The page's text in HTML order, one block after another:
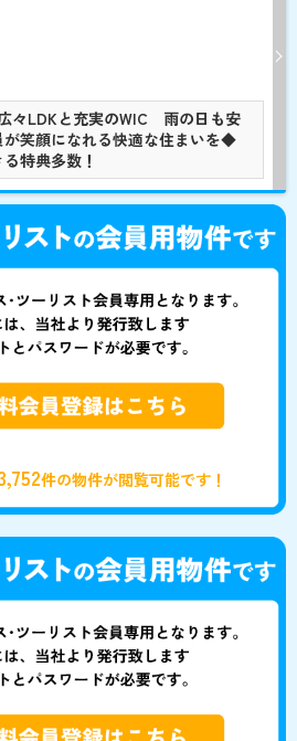
LDKと充実のWIC 雨の日も安
笑顔になれる快適な住まいを◆
特典多数！
件の物件が閲覧可能です！